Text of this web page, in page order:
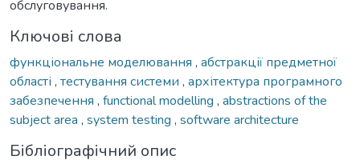
обслуговування.
Ключові слова
функціональне моделювання , абстракції предметної
області , тестування системи , архітектура програмного
забезпечення , functional modelling , abstractions of the
subject area , system testing , software architecture
Бібліографічний опис